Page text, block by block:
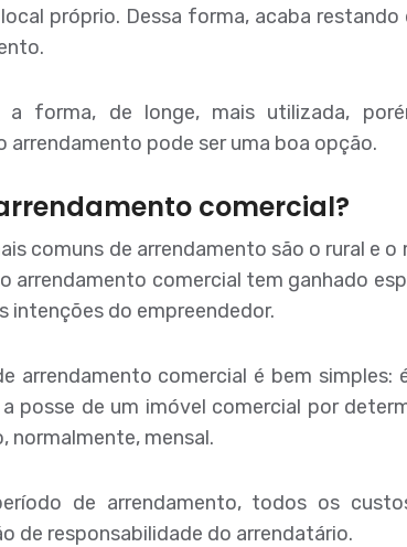
próprio. Dessa forma, acaba restando
a forma, de longe, mais utilizada,
arrendamento pode ser uma boa opção.
comercial?
comuns de arrendamento são o rural e
arrendamento comercial tem ganhado
intenções do empreendedor.
arrendamento comercial é bem simples:
posse de um imóvel comercial por
normalmente, mensal.
de arrendamento, todos os
de responsabilidade do arrendatário.